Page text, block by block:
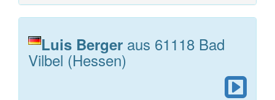
Luis Berger aus 61118 Bad
Vilbel (Hessen)